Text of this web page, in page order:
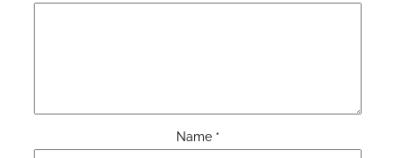
Name *